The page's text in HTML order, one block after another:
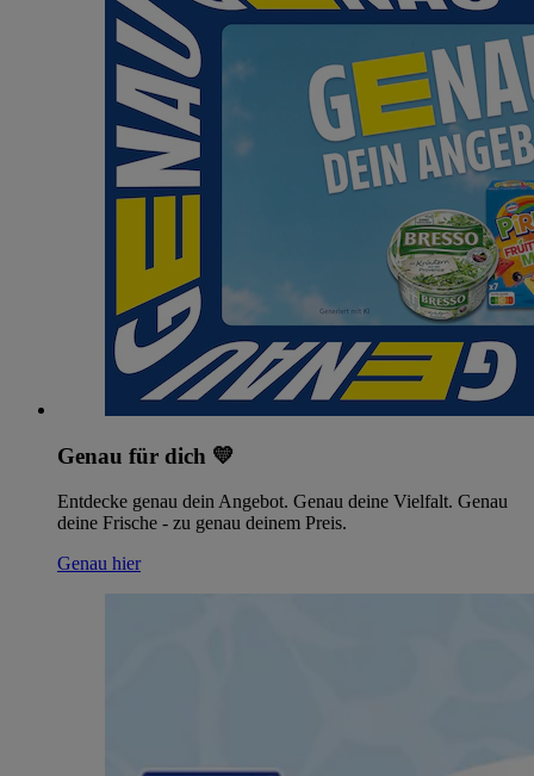
Genau für dich 💛
Entdecke genau dein Angebot. Genau deine Vielfalt. Genau
deine Frische - zu genau deinem Preis.
Genau hier